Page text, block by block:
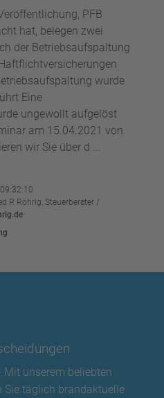
PFB
hat, belegen zwei
der Betriebsaufspaltung
wurde
Eine
ungewollt aufgelöst
am 15.04.2021 von
wir Sie über d ...
P. Röhrig, Steuerberater /
Mit unserem beliebten
Sie täglich brandaktuelle